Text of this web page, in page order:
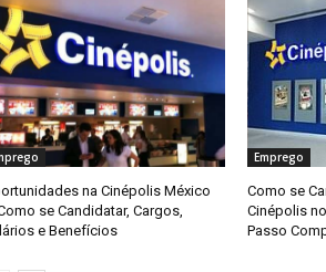
na Cinépolis México
se Candidatar, Cargos,
e Benefícios
Emprego
Como se
Cinépolis
Passo